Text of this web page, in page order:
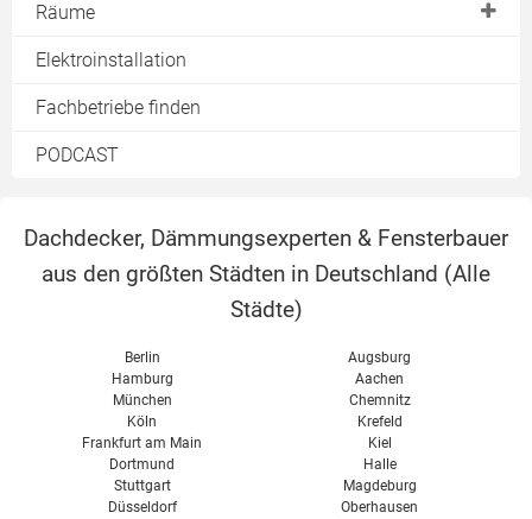
Wandheizung
Estrichelemente
Fussbodenheizung
Räume
Bad
Elektroinstallation
Fachbetriebe finden
PODCAST
Dachdecker, Dämmungsexperten & Fensterbauer
aus den größten Städten in Deutschland (Alle
Städte)
Berlin
Hamburg
München
Köln
Frankfurt am Main
Dortmund
Stuttgart
Düsseldorf
Augsburg
Aachen
Chemnitz
Krefeld
Kiel
Halle
Magdeburg
Oberhausen